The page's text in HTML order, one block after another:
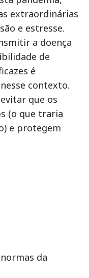
extraordinárias
e estresse.
a doença
de
é
contexto.
que os
(o que traria
e protegem
da